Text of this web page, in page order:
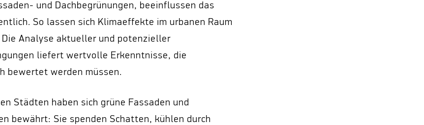
und Dachbegrünungen, beeinflussen das
So lassen sich Klimaeffekte im urbanen Raum
Analyse aktueller und potenzieller
liefert wertvolle Erkenntnisse, die
bewertet werden müssen.
Städten haben sich grüne Fassaden und
bewährt: Sie spenden Schatten, kühlen durch